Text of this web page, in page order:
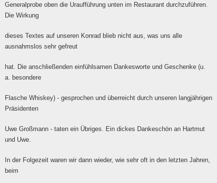
Generalprobe oben die Uraufführung unten im Restaurant durchzuführen.
Die Wirkung
dieses Textes auf unseren Konrad blieb nicht aus, was uns alle
ausnahmslos sehr gefreut
hat. Die anschließenden einfühlsamen Dankesworte und Geschenke (u.
a. besondere
Flasche Whiskey) - gesprochen und überreicht durch unseren langjährigen
Präsidenten
Uwe Großmann - taten ein Übriges. Ein dickes Dankeschön an Hartmut
und Uwe.
In der Folgezeit waren wir dann wieder, wie sehr oft in den letzten Jahren,
beim